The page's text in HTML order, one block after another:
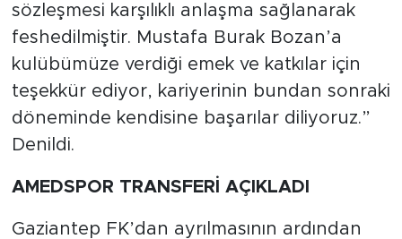
sözleşmesi karşılıklı anlaşma sağlanarak
feshedilmiştir. Mustafa Burak Bozan’a
kulübümüze verdiği emek ve katkılar için
teşekkür ediyor, kariyerinin bundan sonraki
döneminde kendisine başarılar diliyoruz.”
Denildi.
AMEDSPOR TRANSFERİ AÇIKLADI
Gaziantep FK’dan ayrılmasının ardından